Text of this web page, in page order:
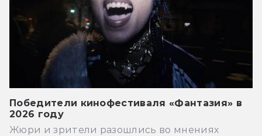
Победители кинофестиваля «Фантазия» в
2026 году
Жюри и зрители разошлись во мнениях